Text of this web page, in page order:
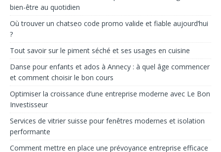
bien-être au quotidien
Où trouver un chatseo code promo valide et fiable aujourd’hui
?
Tout savoir sur le piment séché et ses usages en cuisine
Danse pour enfants et ados à Annecy : à quel âge commencer
et comment choisir le bon cours
Optimiser la croissance d’une entreprise moderne avec Le Bon
Investisseur
Services de vitrier suisse pour fenêtres modernes et isolation
performante
Comment mettre en place une prévoyance entreprise efficace